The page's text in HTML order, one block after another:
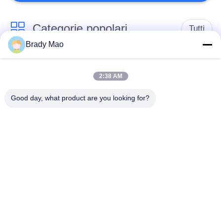
Categorie popolari Tutti
Antenna della
Brady Mao
2:38 AM
Good day, what product are you looking for?